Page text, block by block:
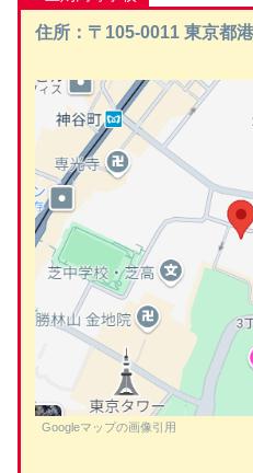
住所：〒105-0011 東京都
Googleマップの画像引用